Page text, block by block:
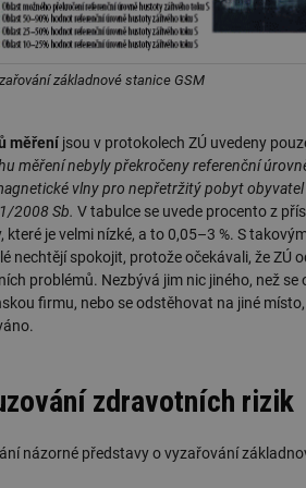
základnové stanice GSM
měření jsou v protokolech ZÚ uvedeny
měření nebyly překročeny referenční
vlny pro nepřetržitý pobyt
2008 Sb. V tabulce se uvede procento z
které je velmi nízké, a to 0,05–3 %. S
nechtějí spokojit, protože očekávali, že ZÚ
problémů. Nezbývá jim nic jiného, než se
firmu, nebo se odstěhovat na jiné
zdravotních rizik
názorné představy o vyzařování
id
id
id
id